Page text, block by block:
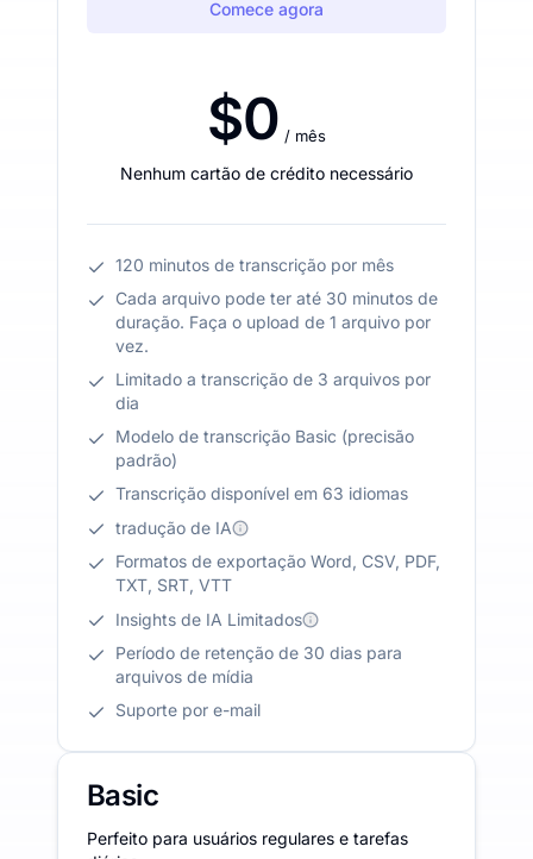
Comece agora
$0 / mês
Nenhum cartão de crédito necessário
120 minutos de transcrição por mês
Cada arquivo pode ter até 30 minutos de
duração. Faça o upload de 1 arquivo por
vez.
Limitado a transcrição de 3 arquivos por
dia
Modelo de transcrição Basic (precisão
padrão)
Transcrição disponível em 63 idiomas
tradução de IA
Formatos de exportação Word, CSV, PDF,
TXT, SRT, VTT
Insights de IA Limitados
Período de retenção de 30 dias para
arquivos de mídia
Suporte por e-mail
Basic
Perfeito para usuários regulares e tarefas